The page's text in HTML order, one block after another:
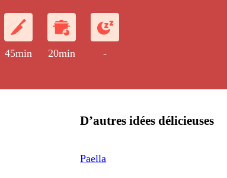
45min 20min -
D’autres idées délicieuses
Paella